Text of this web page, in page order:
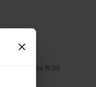
ordered before 15:00